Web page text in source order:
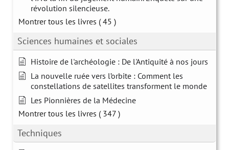
révolution silencieuse.
Montrer tous les livres ( 45 )
Sciences humaines et sociales
Histoire de l'archéologie : De l'Antiquité à nos jours
La nouvelle ruée vers l’orbite : Comment les
constellations de satellites transforment le monde
Les Pionnières de la Médecine
Montrer tous les livres ( 347 )
Techniques